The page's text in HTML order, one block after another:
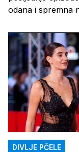
odana i spremna
DIVLJE PČELE